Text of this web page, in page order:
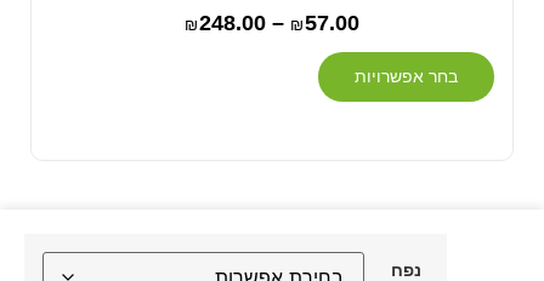
₪57.00
–
₪248.00
בחר אפשרויות
נפח